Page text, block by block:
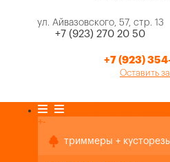
ул. Айвазовского, 57, стр. 13
+7 (923) 270 20 50
+7 (923)
Оставить
+-
триммеры +